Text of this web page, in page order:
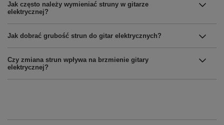
Jak często należy wymieniać struny w gitarze
elektrycznej?
Jak dobrać grubość strun do gitar elektrycznych?
Czy zmiana strun wpływa na brzmienie gitary
elektrycznej?